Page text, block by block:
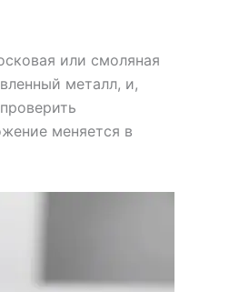
или смоляная
металл, и,
меняется в